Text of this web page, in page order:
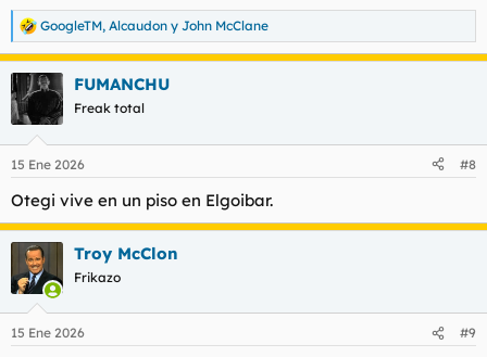
R
e
a
c
i
e
:
GoogleTM, Alcaudon y John McClane
FUMANCHU
Freak total
15 Ene 2026 #8
Otegi vive en un piso en Elgoibar.
Troy McClon
Frikazo
15 Ene 2026 #9